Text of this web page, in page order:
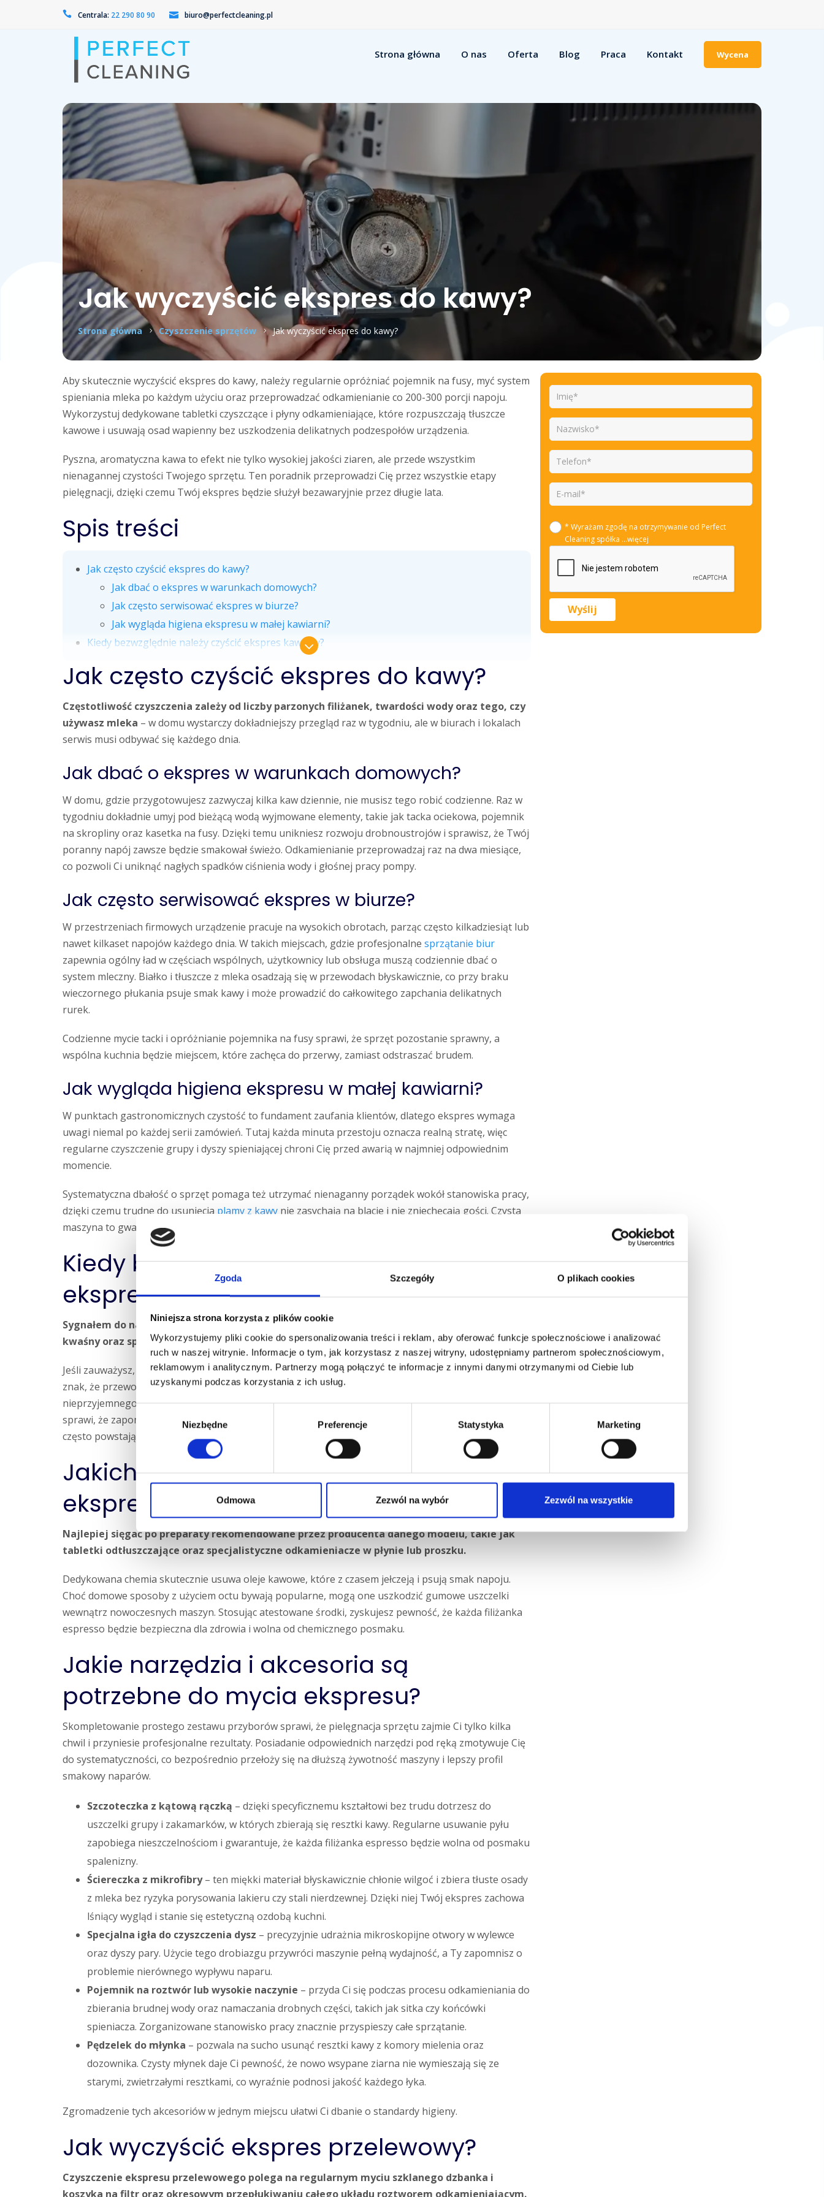
Zgoda Szczegóły O plikach cookies
Niniejsza strona korzysta z plików cookie
Wykorzystujemy pliki cookie do spersonalizowania treści i reklam, aby oferować funkcje społecznościowe i analizować
ruch w naszej witrynie. Informacje o tym, jak korzystasz z naszej witryny, udostępniamy partnerom społecznościowym,
reklamowym i analitycznym. Partnerzy mogą połączyć te informacje z innymi danymi otrzymanymi od Ciebie lub
uzyskanymi podczas korzystania z ich usług.
Wybór
Niezbędne Preferencje Statystyka Marketing
Odmowa Zezwól na wybór Zezwól na wszystkie
Centrala: 22 290 80 90 biuro@perfectcleaning.pl
Strona główna O nas Oferta Blog Praca Kontakt Wycena
Jak wyczyścić ekspres do kawy?
Strona główna Czyszczenie sprzętów Jak wyczyścić ekspres do kawy?
Aby skutecznie wyczyścić ekspres do kawy, należy regularnie opróżniać pojemnik na fusy, myć system
spieniania mleka po każdym użyciu oraz przeprowadzać odkamienianie co 200-300 porcji napoju.
Wykorzystuj dedykowane tabletki czyszczące i płyny odkamieniające, które rozpuszczają tłuszcze
kawowe i usuwają osad wapienny bez uszkodzenia delikatnych podzespołów urządzenia.
Pyszna, aromatyczna kawa to efekt nie tylko wysokiej jakości ziaren, ale przede wszystkim
nienagannej czystości Twojego sprzętu. Ten poradnik przeprowadzi Cię przez wszystkie etapy
pielęgnacji, dzięki czemu Twój ekspres będzie służył bezawaryjnie przez długie lata.
Spis treści
Jak często czyścić ekspres do kawy?
Jak dbać o ekspres w warunkach domowych?
Jak często serwisować ekspres w biurze?
Jak wygląda higiena ekspresu w małej kawiarni?
Kiedy bezwzględnie należy czyścić ekspres kawowy?
Jak często czyścić ekspres do kawy?
Częstotliwość czyszczenia zależy od liczby parzonych filiżanek, twardości wody oraz tego, czy
używasz mleka – w domu wystarczy dokładniejszy przegląd raz w tygodniu, ale w biurach i lokalach
serwis musi odbywać się każdego dnia.
Jak dbać o ekspres w warunkach domowych?
W domu, gdzie przygotowujesz zazwyczaj kilka kaw dziennie, nie musisz tego robić codzienne. Raz w
tygodniu dokładnie umyj pod bieżącą wodą wyjmowane elementy, takie jak tacka ociekowa, pojemnik
na skropliny oraz kasetka na fusy. Dzięki temu unikniesz rozwoju drobnoustrojów i sprawisz, że Twój
poranny napój zawsze będzie smakował świeżo. Odkamienianie przeprowadzaj raz na dwa miesiące,
co pozwoli Ci uniknąć nagłych spadków ciśnienia wody i głośnej pracy pompy.
Jak często serwisować ekspres w biurze?
W przestrzeniach firmowych urządzenie pracuje na wysokich obrotach, parząc często kilkadziesiąt lub
nawet kilkaset napojów każdego dnia. W takich miejscach, gdzie profesjonalne sprzątanie biur
zapewnia ogólny ład w częściach wspólnych, użytkownicy lub obsługa muszą codziennie dbać o
system mleczny. Białko i tłuszcze z mleka osadzają się w przewodach błyskawicznie, co przy braku
wieczornego płukania psuje smak kawy i może prowadzić do całkowitego zapchania delikatnych
rurek.
Codzienne mycie tacki i opróżnianie pojemnika na fusy sprawi, że sprzęt pozostanie sprawny, a
wspólna kuchnia będzie miejscem, które zachęca do przerwy, zamiast odstraszać brudem.
Jak wygląda higiena ekspresu w małej kawiarni?
W punktach gastronomicznych czystość to fundament zaufania klientów, dlatego ekspres wymaga
uwagi niemal po każdej serii zamówień. Tutaj każda minuta przestoju oznacza realną stratę, więc
regularne czyszczenie grupy i dyszy spieniającej chroni Cię przed awarią w najmniej odpowiednim
momencie.
Systematyczna dbałość o sprzęt pomaga też utrzymać nienaganny porządek wokół stanowiska pracy,
dzięki czemu trudne do usunięcia plamy z kawy nie zasychają na blacie i nie zniechęcają gości. Czysta
maszyna to gwarancja powtarzalnej jakości, którą doceni każdy kawosz odwiedzający Twój lokal.
Kiedy bezwzględnie należy czyścić
ekspres kawowy?
Sygnałem do natychmiastowego czyszczenia jest wyraźna zmiana smaku kawy na gorzki lub
kwaśny oraz spowolniony wypływ naparu z dozownika.
Jeśli zauważysz, że urządzenie pracuje głośniej niż zwykle lub strumień wody staje się przerywany, to
znak, że przewody są zapchane osadem. Nie ignoruj też białych płatków kamienia w wodzie ani
nieprzyjemnego zapachu z okolic spieniacza. Szybka reakcja uchroni Cię przed kosztowną awarią i
sprawi, że zapomnisz o problemach takich jak trudne do usunięcia plamy z kawy na blacie, które
często powstają przez nieszczelne, zakamienione zawory.
Jakich środków do czyszczenia
ekspresów do kawy używać?
Najlepiej sięgać po preparaty rekomendowane przez producenta danego modelu, takie jak
tabletki odtłuszczające oraz specjalistyczne odkamieniacze w płynie lub proszku.
Dedykowana chemia skutecznie usuwa oleje kawowe, które z czasem jełczeją i psują smak napoju.
Choć domowe sposoby z użyciem octu bywają popularne, mogą one uszkodzić gumowe uszczelki
wewnątrz nowoczesnych maszyn. Stosując atestowane środki, zyskujesz pewność, że każda filiżanka
espresso będzie bezpieczna dla zdrowia i wolna od chemicznego posmaku.
Jakie narzędzia i akcesoria są
potrzebne do mycia ekspresu?
Skompletowanie prostego zestawu przyborów sprawi, że pielęgnacja sprzętu zajmie Ci tylko kilka
chwil i przyniesie profesjonalne rezultaty. Posiadanie odpowiednich narzędzi pod ręką zmotywuje Cię
do systematyczności, co bezpośrednio przełoży się na dłuższą żywotność maszyny i lepszy profil
smakowy naparów.
Szczoteczka z kątową rączką – dzięki specyficznemu kształtowi bez trudu dotrzesz do
uszczelki grupy i zakamarków, w których zbierają się resztki kawy. Regularne usuwanie pyłu
zapobiega nieszczelnościom i gwarantuje, że każda filiżanka espresso będzie wolna od posmaku
spalenizny.
Ściereczka z mikrofibry– ten miękki materiał błyskawicznie chłonie wilgoć i zbiera tłuste osady
z mleka bez ryzyka porysowania lakieru czy stali nierdzewnej. Dzięki niej Twój ekspres zachowa
lśniący wygląd i stanie się estetyczną ozdobą kuchni.
Specjalna igła do czyszczenia dysz – precyzyjnie udrażnia mikroskopijne otwory w wylewce
oraz dyszy pary. Użycie tego drobiazgu przywróci maszynie pełną wydajność, a Ty zapomnisz o
problemie nierównego wypływu naparu.
Pojemnik na roztwór lub wysokie naczynie – przyda Ci się podczas procesu odkamieniania do
zbierania brudnej wody oraz namaczania drobnych części, takich jak sitka czy końcówki
spieniacza. Zorganizowane stanowisko pracy znacznie przyspieszy całe sprzątanie.
Pędzelek do młynka – pozwala na sucho usunąć resztki kawy z komory mielenia oraz
dozownika. Czysty młynek daje Ci pewność, że nowo wsypane ziarna nie wymieszają się ze
starymi, zwietrzałymi resztkami, co wyraźnie podnosi jakość każdego łyka.
Zgromadzenie tych akcesoriów w jednym miejscu ułatwi Ci dbanie o standardy higieny.
Jak wyczyścić ekspres przelewowy?
Czyszczenie ekspresu przelewowego polega na regularnym myciu szklanego dzbanka i
koszyka na filtr oraz okresowym przepłukiwaniu całego układu roztworem odkamieniającym.
* Wyrażam zgodę na otrzymywanie od Perfect
Cleaning spółka ...więcej